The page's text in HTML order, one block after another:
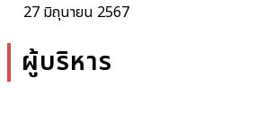
27 มิถุนายน 2567
ผู้บริหาร